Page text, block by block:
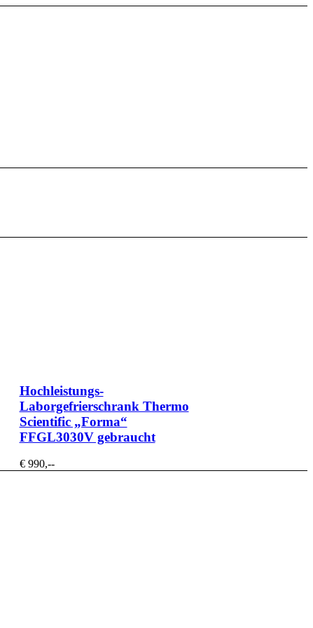
Hochleistungs-
Laborgefrierschrank Thermo
Scientific „Forma“
FFGL3030V gebraucht
€ 990,--